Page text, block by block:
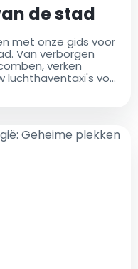
de stad
met onze gids voor
Van verborgen
verken
luchthaventaxi's voor